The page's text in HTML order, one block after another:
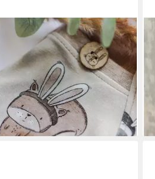
WELT
Stoff Jersey Stoff Osterhelfer
Bär Katzengold Design,
€
€/ 1 m)
- in 3-4 Werktagen bei dir